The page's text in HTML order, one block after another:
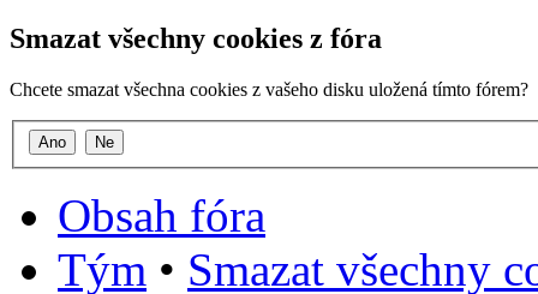
Smazat všechny cookies z fóra
Chcete smazat všechna cookies z vašeho disku uložená tímto fórem?
Obsah fóra
Tým • Smazat všechny